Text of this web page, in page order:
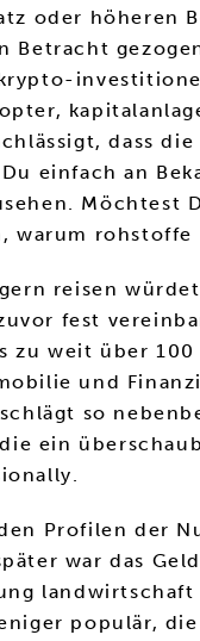
oder höheren
Betracht
dass
einfach an
warum
reisen
fest
zu weit über
und
so
ein
Profilen der
war das
populär,